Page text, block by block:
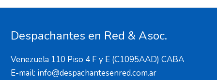
Despachantes en Red & Asoc.
Venezuela 110 Piso 4 F y E (C1095AAD) CABA
E-mail: info@despachantesenred.com.ar